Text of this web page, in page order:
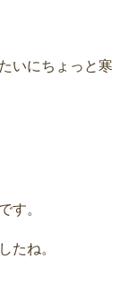
いにちょっと寒
す。
たね。